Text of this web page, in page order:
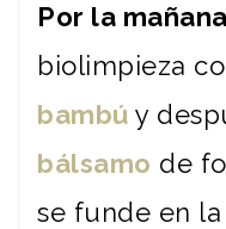
Por la
biolimpieza
bambú y
bálsamo de
se funde en